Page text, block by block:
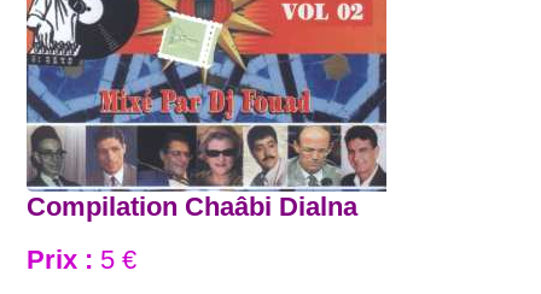
Compilation Chaâbi Dialna
Prix : 5 €